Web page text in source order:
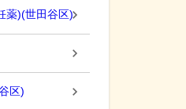
薬)(世田谷区)
区)